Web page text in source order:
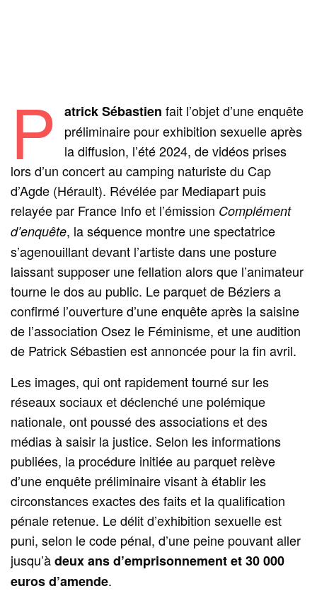
P atrick Sébastien fait l’objet d’une enquête
préliminaire pour exhibition sexuelle après
la diffusion, l’été 2024, de vidéos prises
lors d’un concert au camping naturiste du Cap
d’Agde (Hérault). Révélée par Mediapart puis
relayée par France Info et l’émission Complément
d’enquête, la séquence montre une spectatrice
s’agenouillant devant l’artiste dans une posture
laissant supposer une fellation alors que l’animateur
tourne le dos au public. Le parquet de Béziers a
confirmé l’ouverture d’une enquête après la saisine
de l’association Osez le Féminisme, et une audition
de Patrick Sébastien est annoncée pour la fin avril.
Les images, qui ont rapidement tourné sur les
réseaux sociaux et déclenché une polémique
nationale, ont poussé des associations et des
médias à saisir la justice. Selon les informations
publiées, la procédure initiée au parquet relève
d’une enquête préliminaire visant à établir les
circonstances exactes des faits et la qualification
pénale retenue. Le délit d’exhibition sexuelle est
puni, selon le code pénal, d’une peine pouvant aller
jusqu’àdeux ans d’emprisonnement et 30 000
euros d’amende.